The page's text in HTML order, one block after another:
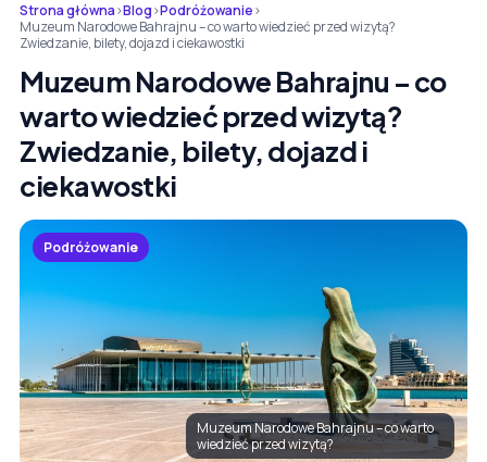
Strona główna›Blog›Podróżowanie›
Muzeum Narodowe Bahrajnu – co warto wiedzieć przed wizytą?
Zwiedzanie, bilety, dojazd i ciekawostki
Muzeum Narodowe Bahrajnu – co
warto wiedzieć przed wizytą?
Zwiedzanie, bilety, dojazd i
ciekawostki
Podróżowanie
Muzeum Narodowe Bahrajnu – co warto
wiedzieć przed wizytą?